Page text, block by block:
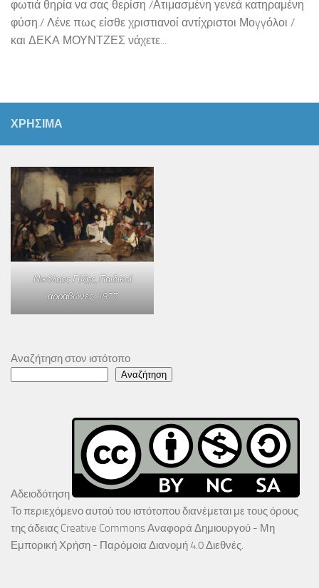
φωτιά θηρία να σας θερίση /Ατιμασμένη γενεά κατηραμένη
φύση./ Λένε πως είσθε χριστιανοί αντίχριστοι Μοyyόλοι /
και ΔΕΚΑ ΜΟΥΝΤΖΕΣ νάχετε...
ΧΡΗΣΙΜΑ
Νικόλαος Γύζης,Παιδικοί
αρραβώνες, 1877
Αναζήτηση στον ιστότοπο
Αναζήτηση
Αδειοδότηση
Το περιεχόμενο αυτού του ιστότοπου διανέμεται με τους όρους
της άδειας Creative Commons Αναφορά Δημιουργού - Μη
Εμπορική Χρήση - Παρόμοια Διανομή 4.0 Διεθνές.